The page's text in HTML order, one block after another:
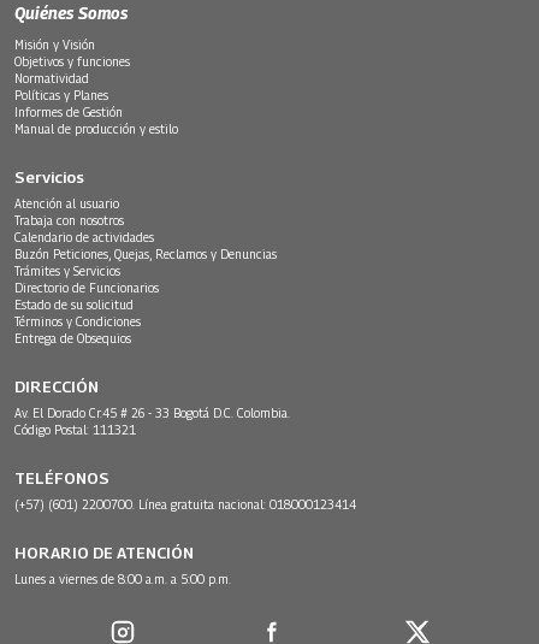
Quiénes Somos
Misión y Visión
Objetivos y funciones
Normatividad
Políticas y Planes
Informes de Gestión
Manual de producción y estilo
Servicios
Atención al usuario
Trabaja con nosotros
Calendario de actividades
Buzón Peticiones, Quejas, Reclamos y Denuncias
Trámites y Servicios
Directorio de Funcionarios
Estado de su solicitud
Términos y Condiciones
Entrega de Obsequios
DIRECCIÓN
Av. El Dorado Cr.45 # 26 - 33 Bogotá D.C. Colombia.
Código Postal: 111321
TELÉFONOS
(+57) (601) 2200700. Línea gratuita nacional: 018000123414
HORARIO DE ATENCIÓN
Lunes a viernes de 8:00 a.m. a 5:00 p.m.